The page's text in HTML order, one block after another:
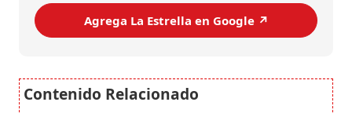
Agrega La Estrella en Google ↗️